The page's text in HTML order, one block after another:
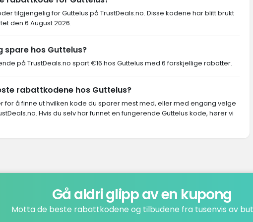
tilgjengelig for Guttelus på TrustDeals.no. Disse kodene har blitt brukt
den 6 August 2026.
spare hos Guttelus?
på TrustDeals.no spart €16 hos Guttelus med 6 forskjellige rabatter.
rabattkodene hos Guttelus?
for å finne ut hvilken kode du sparer mest med, eller med engang velge
Hvis du selv har funnet en fungerende Guttelus kode, hører vi
Gå aldri glipp av en kupong
Motta de beste rabattkodene og tilbudene fra tusenvis av